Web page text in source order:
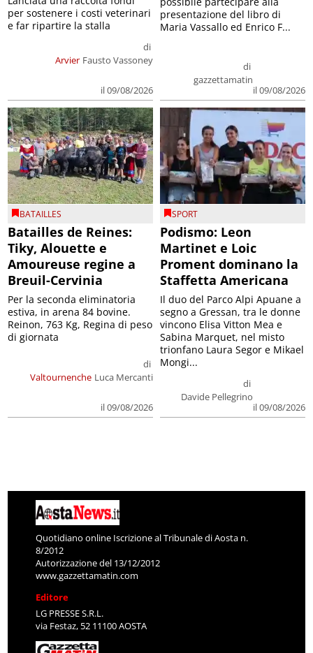
Arvier
di
Fausto Vassoney
il 09/08/2026
per sostenere i costi veterinari
e far ripartire la stalla
di
gazzettamatin
il 09/08/2026
presentazione del libro di
Maria Vassallo ed Enrico F...
BATAILLES
Batailles de Reines:
Tiky, Alouette e
Amoureuse regine a
Breuil-Cervinia
Valtournenche
di
Luca Mercanti
il 09/08/2026
Per la seconda eliminatoria
estiva, in arena 84 bovine.
Reinon, 763 Kg, Regina di peso
di giornata
SPORT
Podismo: Leon
Martinet e Loic
Proment dominano la
Staffetta Americana
di
Davide Pellegrino
il 09/08/2026
Il duo del Parco Alpi Apuane a
segno a Gressan, tra le donne
vincono Elisa Vitton Mea e
Sabina Marquet, nel misto
trionfano Laura Segor e Mikael
Mongi...
Quotidiano online Iscrizione al Tribunale di Aosta n.
8/2012
Autorizzazione del 13/12/2012
www.gazzettamatin.com
Editore
LG PRESSE S.R.L.
via Festaz, 52 11100 AOSTA